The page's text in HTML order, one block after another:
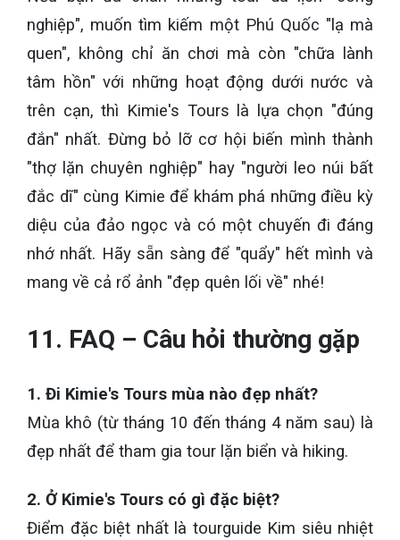
nghiệp", muốn tìm kiếm một Phú Quốc "lạ mà
quen", không chỉ ăn chơi mà còn "chữa lành
tâm hồn" với những hoạt động dưới nước và
trên cạn, thì Kimie's Tours là lựa chọn "đúng
đắn" nhất. Đừng bỏ lỡ cơ hội biến mình thành
"thợ lặn chuyên nghiệp" hay "người leo núi bất
đắc dĩ" cùng Kimie để khám phá những điều kỳ
diệu của đảo ngọc và có một chuyến đi đáng
nhớ nhất. Hãy sẵn sàng để "quẩy" hết mình và
mang về cả rổ ảnh "đẹp quên lối về" nhé!
11. FAQ – Câu hỏi thường gặp
1. Đi Kimie's Tours mùa nào đẹp nhất?
Mùa khô (từ tháng 10 đến tháng 4 năm sau) là
đẹp nhất để tham gia tour lặn biển và hiking.
2. Ở Kimie's Tours có gì đặc biệt?
Điểm đặc biệt nhất là tourguide Kim siêu nhiệt